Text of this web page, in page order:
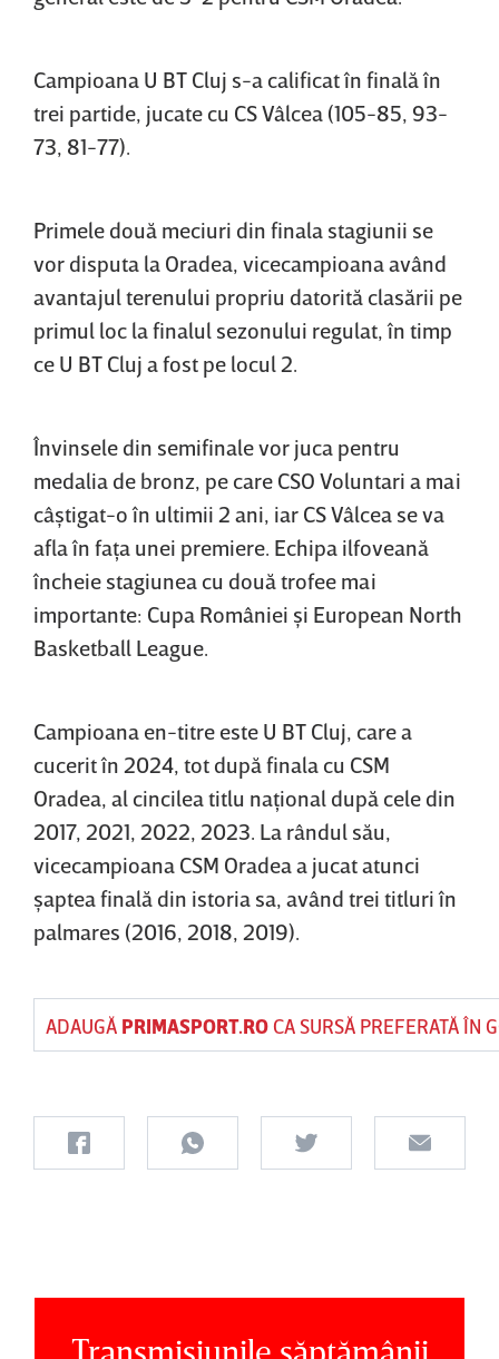
Campioana U BT Cluj s-a calificat în finală în
trei partide, jucate cu CS Vâlcea (105-85, 93-
73, 81-77).
Primele două meciuri din finala stagiunii se
vor disputa la Oradea, vicecampioana având
avantajul terenului propriu datorită clasării pe
primul loc la finalul sezonului regulat, în timp
ce U BT Cluj a fost pe locul 2.
Învinsele din semifinale vor juca pentru
medalia de bronz, pe care CSO Voluntari a mai
câştigat-o în ultimii 2 ani, iar CS Vâlcea se va
afla în faţa unei premiere. Echipa ilfoveană
încheie stagiunea cu două trofee mai
importante: Cupa României şi European North
Basketball League.
Campioana en-titre este U BT Cluj, care a
cucerit în 2024, tot după finala cu CSM
Oradea, al cincilea titlu naţional după cele din
2017, 2021, 2022, 2023. La rândul său,
vicecampioana CSM Oradea a jucat atunci
şaptea finală din istoria sa, având trei titluri în
palmares (2016, 2018, 2019).
ADAUGĂ PRIMASPORT.ROCA SURSĂ PREFERATĂ ÎN
Transmisiunile săptămânii